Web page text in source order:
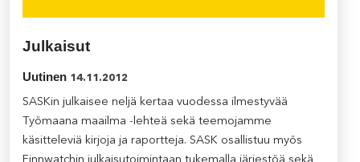
Julkaisut
Uutinen 14.11.2012
SASKin julkaisee neljä kertaa vuodessa ilmestyvää
Työmaana maailma -lehteä sekä teemojamme
käsitteleviä kirjoja ja raportteja. SASK osallistuu myös